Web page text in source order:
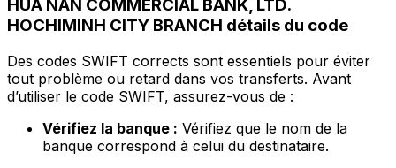
HUA NAN COMMERCIAL BANK, LTD.
HOCHIMINH CITY BRANCH détails du code
Des codes SWIFT corrects sont essentiels pour éviter
tout problème ou retard dans vos transferts. Avant
d’utiliser le code SWIFT, assurez-vous de :
Vérifiez la banque : Vérifiez que le nom de la
banque correspond à celui du destinataire.